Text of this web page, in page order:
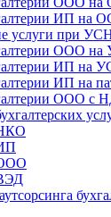
ИП на
услуги при
ООО
ИП на
ИП на
ООО с